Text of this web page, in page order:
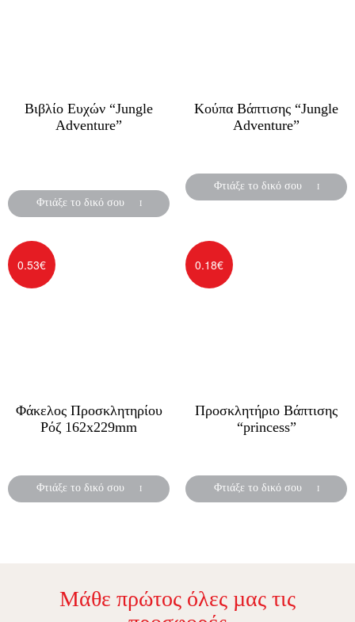
Βιβλίο Ευχών “Jungle
Adventure”
Φτιάξε το δικό σου
Κούπα Βάπτισης “Jungle
Adventure”
Φτιάξε το δικό σου
Φάκελος Προσκλητηρίου
Ρόζ 162x229mm
0.53€
Φτιάξε το δικό σου
Προσκλητήριο Βάπτισης
“princess”
0.18€
Φτιάξε το δικό σου
Μάθε πρώτος όλες µας τις